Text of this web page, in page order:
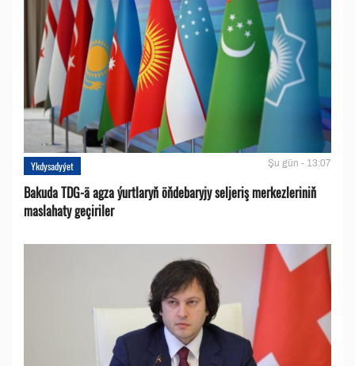
Ykdysadyýet Şu gün - 13:07
Bakuda TDG-ä agza ýurtlaryň öňdebaryjy seljeriş merkezleriniň
maslahaty geçiriler